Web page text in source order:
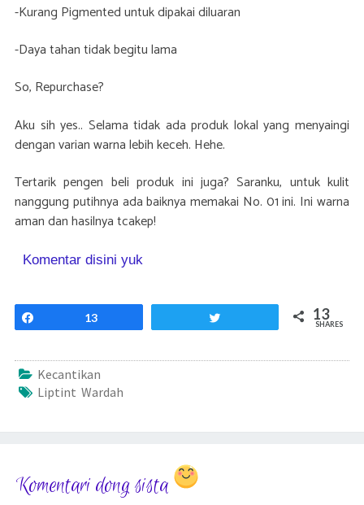
-Kurang Pigmented untuk dipakai diluaran
-Daya tahan tidak begitu lama
So, Repurchase?
Aku sih yes.. Selama tidak ada produk lokal yang menyaingi
dengan varian warna lebih keceh. Hehe.
Tertarik pengen beli produk ini juga? Saranku, untuk kulit
nanggung putihnya ada baiknya memakai No. 01 ini. Ini warna
aman dan hasilnya tcakep!
Komentar disini yuk
13 13
SHARES
Kecantikan
Liptint Wardah
Komentari dong sista